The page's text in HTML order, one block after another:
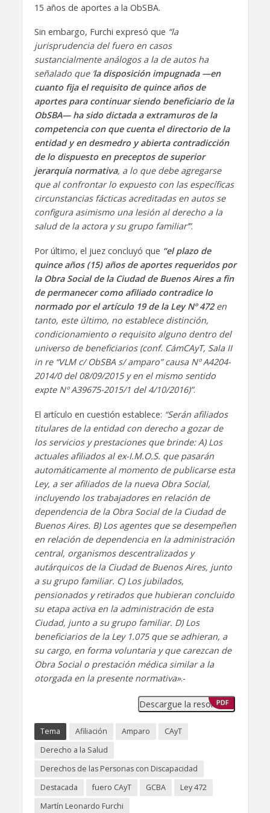
15 años de aportes a la ObSBA.
Sin embargo, Furchi expresó que “la
jurisprudencia del fuero en casos
sustancialmente análogos a la de autos ha
señalado que ‘ la disposición impugnada —en
cuanto fija el requisito de quince años de
aportes para continuar siendo beneficiario de la
ObSBA— ha sido dictada a extramuros de la
competencia con que cuenta el directorio de la
entidad y en desmedro y abierta contradicción
de lo dispuesto en preceptos de superior
jerarquía normativa, a lo que debe agregarse
que al confrontar lo expuesto con las específicas
circunstancias fácticas acreditadas en autos se
configura asimismo una lesión al derecho a la
salud de la actora y su grupo familiar’”.
Por último, el juez concluyó que “el plazo de
quince años (15) años de aportes requeridos por
la Obra Social de la Ciudad de Buenos Aires a fin
de permanecer como afiliado contradice lo
normado por el artículo 19 de la Ley Nº 472en
tanto, este último, no establece distinción,
condicionamiento o requisito alguno dentro del
universo de beneficiarios (conf. CámCAyT, Sala II
in re “VLM c/ ObSBA s/ amparo” causa Nº A4204-
2014/0 del 08/09/2015 y en el mismo sentido
expte Nº A39675-2015/1 del 4/10/2016)”.
El artículo en cuestión establece: “Serán afiliados
titulares de la entidad con derecho a gozar de
los servicios y prestaciones que brinde: A) Los
actuales afiliados al ex-I.M.O.S. que pasarán
automáticamente al momento de publicarse esta
Ley, a ser afiliados de la nueva Obra Social,
incluyendo los trabajadores en relación de
dependencia de la Obra Social de la Ciudad de
Buenos Aires. B) Los agentes que se desempeñen
en relación de dependencia en la administración
central, organismos descentralizados y
autárquicos de la Ciudad de Buenos Aires, junto
a su grupo familiar. C) Los jubilados,
pensionados y retirados que hubieran concluido
su etapa activa en la administración de esta
Ciudad, junto a su grupo familiar. D) Los
beneficiarios de la Ley 1.075 que se adhieran, a
su cargo, en forma voluntaria y que carezcan de
Obra Social o prestación médica similar a la
otorgada en la presente normativa».-
Descargue la resolución
PDF
Tema Afiliación Amparo
CAyT
Derecho a la Salud
Derechos de las Personas con Discapacidad
Destacada
fuero CAyT GCBA
Ley 472
Martín Leonardo Furchi